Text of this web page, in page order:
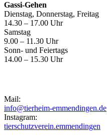
Gassi-Gehen
Dienstag, Donnerstag, Freitag
14.30 – 17.00 Uhr
Samstag
9.00 – 11.30 Uhr
Sonn- und Feiertags
14.00 – 15.30 Uhr
Mail:
info@tierheim-emmendingen.de
Instagram:
tierschutzverein.emmendingen